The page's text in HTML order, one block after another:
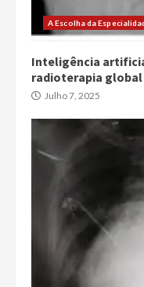
A Escolha da
Inteligência
radioterapia global
Julho 7, 2025